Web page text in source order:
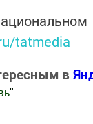
tatmedia
в
"